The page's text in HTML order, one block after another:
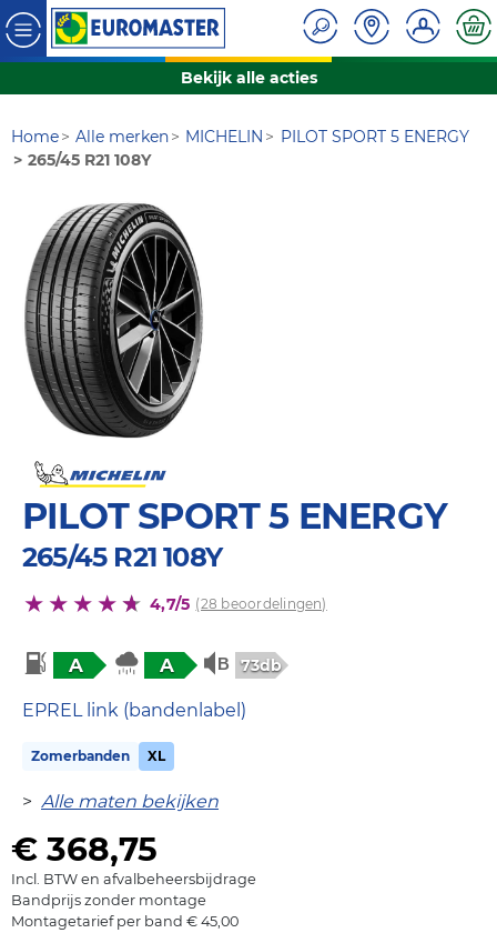
Bekijk alle acties
Home Alle merken MICHELIN
PILOT SPORT 5 ENERGY
265/45 R21 108Y
PILOT SPORT 5 ENERGY
265/45 R21 108Y
4,7/5 (28 beoordelingen)
A A 73db
EPREL link (bandenlabel)
Zomerbanden XL
> Alle maten bekijken
€ 368,75
Incl. BTW en afvalbeheersbijdrage
Bandprijs zonder montage
Montagetarief per band € 45,00